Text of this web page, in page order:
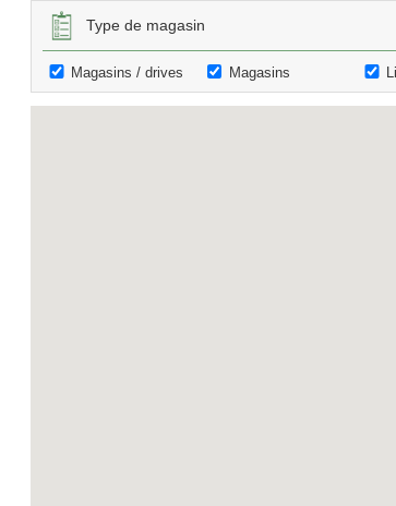
Type de magasin
Magasins / drives Magasins